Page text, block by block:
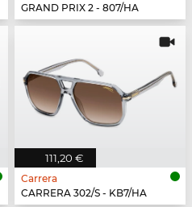
GRAND PRIX 2 - 807/HA
111,20 €
Carrera
CARRERA 302/S - KB7/HA